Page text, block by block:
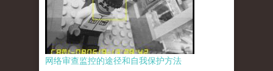
网络审查监控的途径和自我保护方法